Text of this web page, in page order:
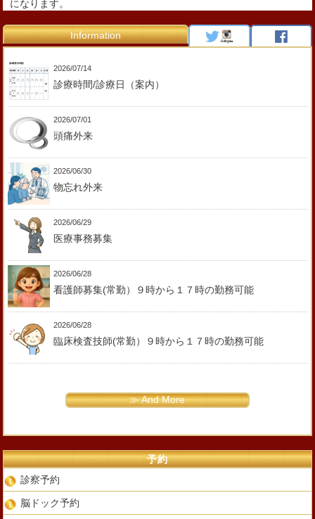
になります。
Information
2026/07/14
診療時間/診療日（案内）
2026/07/01
頭痛外来
2026/06/30
物忘れ外来
2026/06/29
医療事務募集
2026/06/28
看護師募集(常勤）９時から１７時の勤務可能
2026/06/28
臨床検査技師(常勤）９時から１７時の勤務可能
≫ And More
予約
診察予約
脳ドック予約